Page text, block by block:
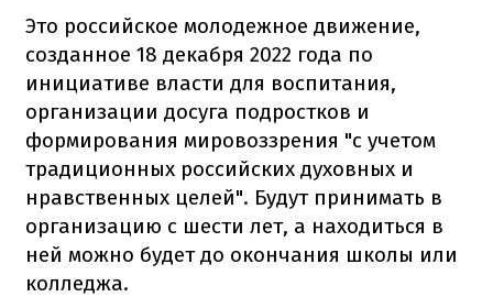
Это российское молодежное движение,
созданное 18 декабря 2022 года по
инициативе власти для воспитания,
организации досуга подростков и
формирования мировоззрения "с учетом
традиционных российских духовных и
нравственных целей". Будут принимать в
организацию с шести лет, а находиться в
ней можно будет до окончания школы или
колледжа.